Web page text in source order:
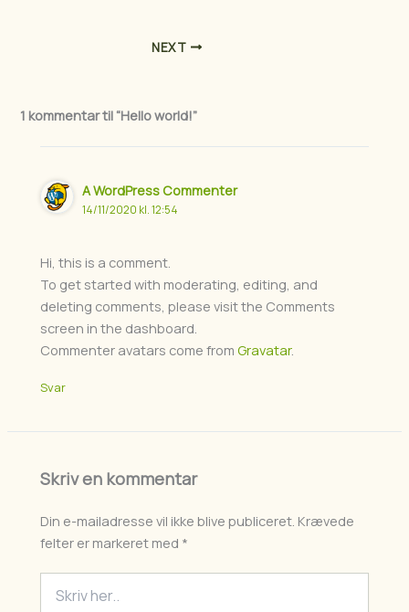
NEXT
1 kommentar til “Hello world!”
A WordPress Commenter
14/11/2020 kl. 12:54
Hi, this is a comment.
To get started with moderating, editing, and
deleting comments, please visit the Comments
screen in the dashboard.
Commenter avatars come fromGravatar.
Svar
Skriv en kommentar
Din e-mailadresse vil ikke blive publiceret. Krævede
felter er markeret med *
her..